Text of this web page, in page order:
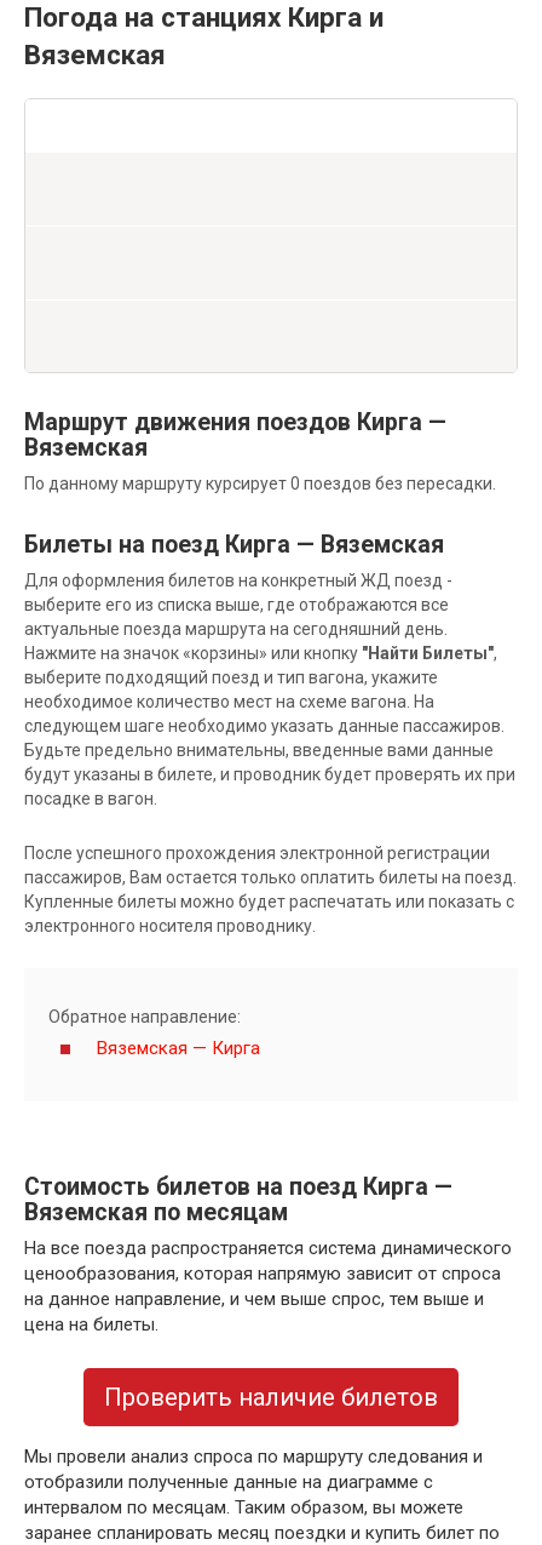
Погода на станциях Кирга и
Вяземская
Маршрут движения поездов Кирга —
Вяземская
По данному маршруту курсирует 0 поездов без пересадки.
Билеты на поезд Кирга — Вяземская
Для оформления билетов на конкретный ЖД поезд -
выберите его из списка выше, где отображаются все
актуальные поезда маршрута на сегодняшний день.
Нажмите на значок «корзины» или кнопку "Найти Билеты",
выберите подходящий поезд и тип вагона, укажите
необходимое количество мест на схеме вагона. На
следующем шаге необходимо указать данные пассажиров.
Будьте предельно внимательны, введенные вами данные
будут указаны в билете, и проводник будет проверять их при
посадке в вагон.
После успешного прохождения электронной регистрации
пассажиров, Вам остается только оплатить билеты на поезд.
Купленные билеты можно будет распечатать или показать с
электронного носителя проводнику.
Обратное направление:
Вяземская — Кирга
Стоимость билетов на поезд Кирга —
Вяземская по месяцам
На все поезда распространяется система динамического
ценообразования, которая напрямую зависит от спроса
на данное направление, и чем выше спрос, тем выше и
цена на билеты.
Проверить наличие билетов
Мы провели анализ спроса по маршруту следования и
отобразили полученные данные на диаграмме с
интервалом по месяцам. Таким образом, вы можете
заранее спланировать месяц поездки и купить билет по